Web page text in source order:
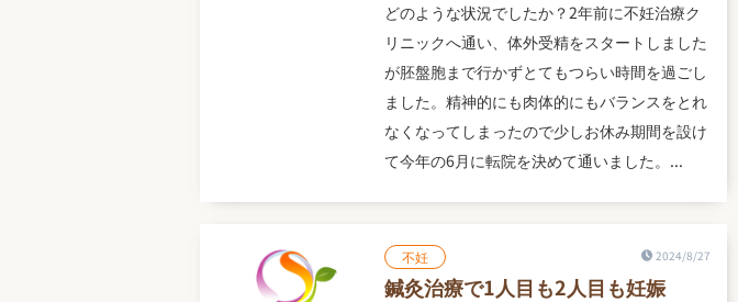
どのような状況でしたか？2年前に不妊治療ク
リニックへ通い、体外受精をスタートしました
が胚盤胞まで行かずとてもつらい時間を過ごし
ました。精神的にも肉体的にもバランスをとれ
なくなってしまったので少しお休み期間を設け
て今年の6月に転院を決めて通いました。...
不妊 2024/8/27
鍼灸治療で1人目も2人目も妊娠